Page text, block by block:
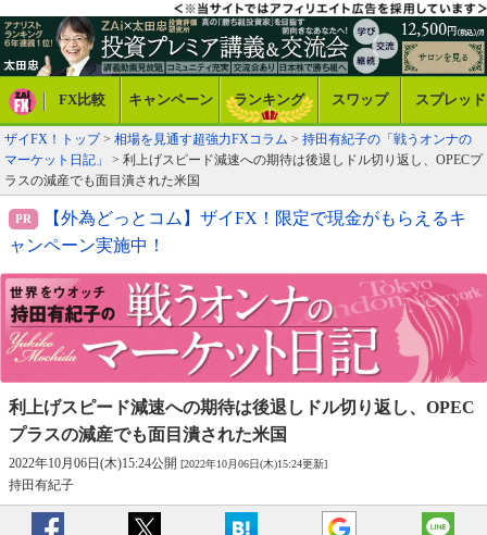
FX比較 キャンペーン ランキング スワップ スプレッド
ザイFX！トップ> 相場を見通す超強力FXコラム > 持田有紀子の「戦うオンナの
マーケット日記」
> 利上げスピード減速への期待は後退しドル切り返し、OPECプ
ラスの減産でも面目潰された米国
【外為どっとコム】ザイFX！限定で現金がもらえるキ
ャンペーン実施中！
利上げスピード減速への期待は後退しドル切り返し、 OPEC
プラスの減産でも面目潰された米国
2022年10月06日(木)15:24公開 [2022年10月06日(木)15:24更新]
持田有紀子